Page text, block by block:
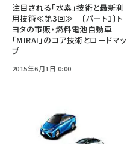
注目される「水素」技術と最新利
用技術≪第3回≫ 〔パート1〕ト
ヨタの市販・燃料電池自動車
「MIRAI」のコア技術とロードマッ
プ
2015年6月1日 0:00